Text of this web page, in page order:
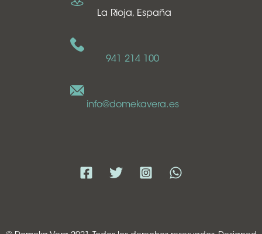
La Rioja, España
941 214 100
info@domekavera.es